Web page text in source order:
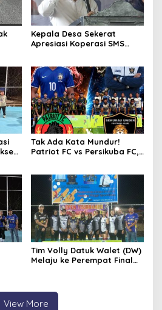
Kepala Desa Sekerat
Apresiasi Koperasi SMS
Dukung Sekurau Cup III
Lebih Meriah
Tak Ada Kata Mundur!
Patriot FC vs Persikuba FC,
Tim Volly Datuk Walet (DW)
Melaju ke Perempat Final
View More